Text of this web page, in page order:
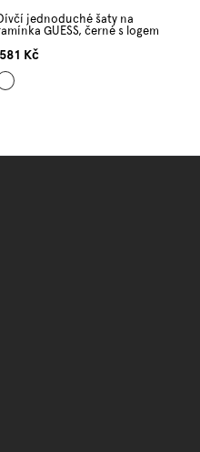
jednoduché šaty na
GUESS, černé s logem
581 Kč